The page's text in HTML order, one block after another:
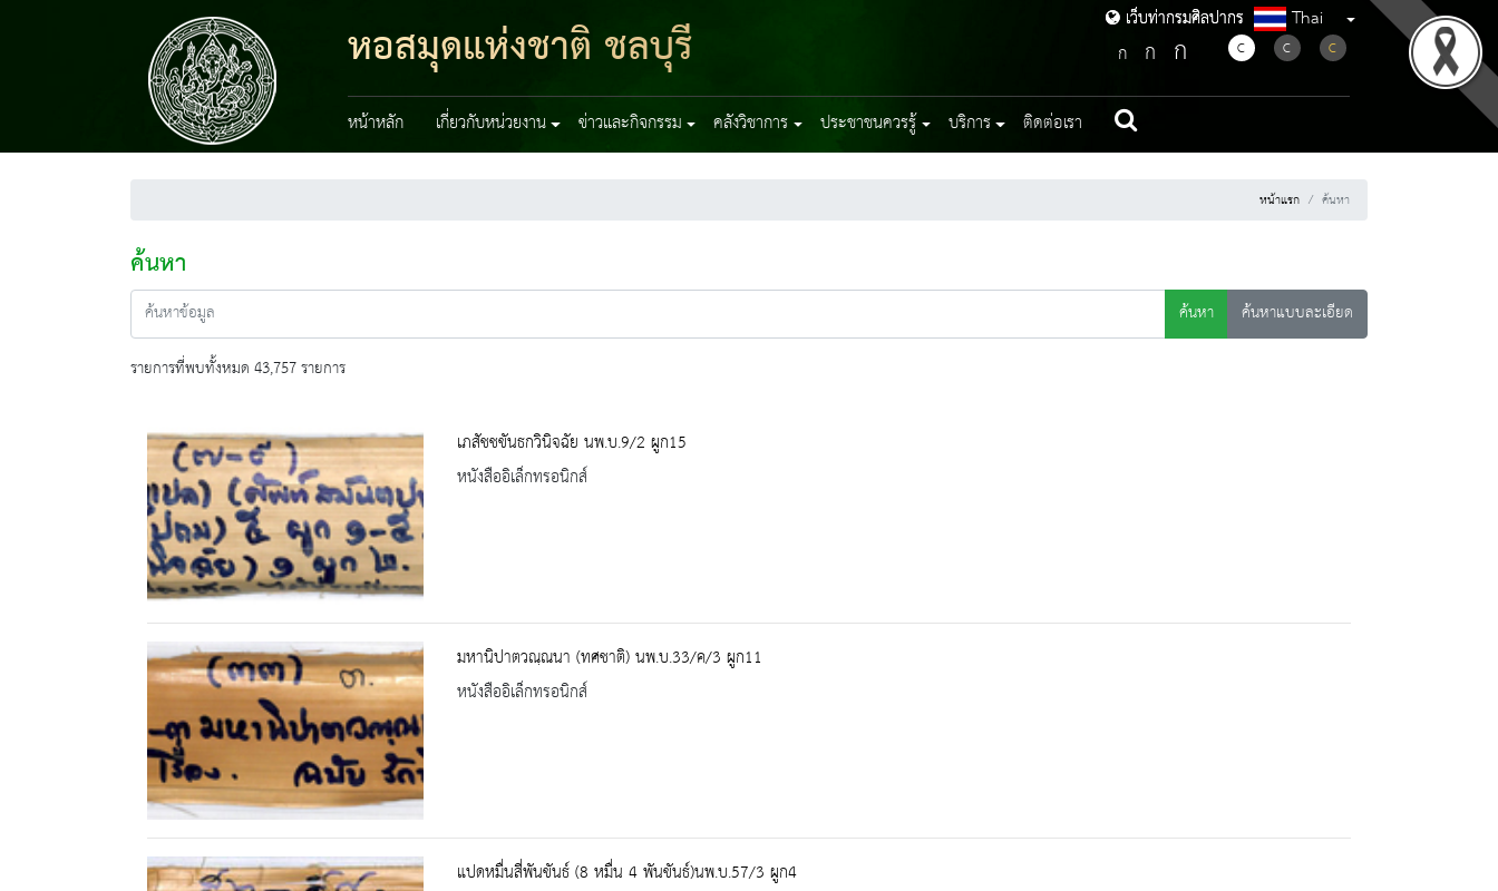
เว็บท่ากรมศิลปากร
หอสมุดแห่งชาติ ชลบุรี เว็บท่ากรมศิลปากร Thai
ก ก ก C C C
หน้าหลัก เกี่ยวกับหน่วยงาน ข่าวและกิจกรรม คลังวิชาการ ประชาชนควรรู้ บริการ ติดต่อเรา
หน้าแรก ค้นหา
ค้นหา
ค้นหา
ค้นหาแบบละเอียด
รายการที่พบทั้งหมด 43,757 รายการ
เภสัชชขันธกวินิจฉัย นพ.บ.9/2 ผูก15
หนังสืออิเล็กทรอนิกส์
มหานิปาตวณฺณนา (ทศชาติ) นพ.บ.33/ค/3 ผูก11
หนังสืออิเล็กทรอนิกส์
แปดหมื่นสี่พันขันธ์ (8 หมื่น 4 พันขันธ์)นพ.บ.57/3 ผูก4